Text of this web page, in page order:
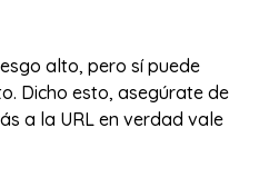
alto, pero sí puede
Dicho esto, asegúrate de
a la URL en verdad vale